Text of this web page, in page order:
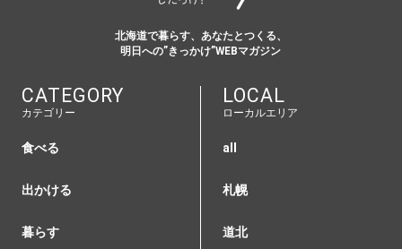
北海道で暮らす、あなたとつくる、
明日への”きっかけ”WEBマガジン
CATEGORY
カテゴリー
食べる
出かける
暮らす
LOCAL
ローカルエリア
all
札幌
道北